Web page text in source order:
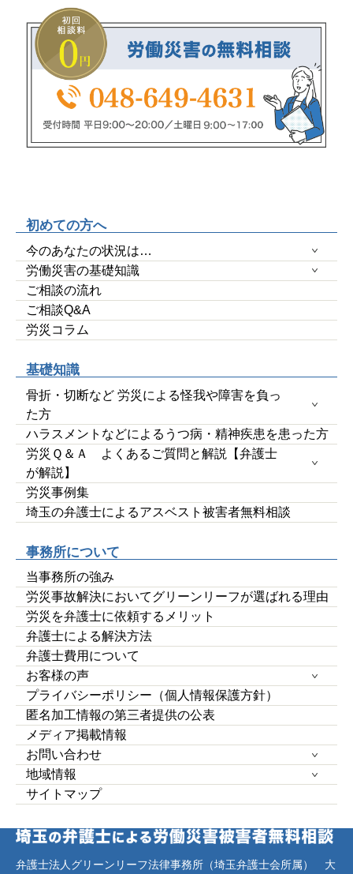
初めての方へ
今のあなたの状況は…
労働災害の基礎知識
ご相談の流れ
ご相談Q&A
労災コラム
基礎知識
骨折・切断など 労災による怪我や障害を負っ
た方
ハラスメントなどによるうつ病・精神疾患を患った方
労災Ｑ＆Ａ よくあるご質問と解説【弁護士
が解説】
労災事例集
埼玉の弁護士によるアスベスト被害者無料相談
事務所について
当事務所の強み
労災事故解決においてグリーンリーフが選ばれる理由
労災を弁護士に依頼するメリット
弁護士による解決方法
弁護士費用について
お客様の声
プライバシーポリシー（個人情報保護方針）
匿名加工情報の第三者提供の公表
メディア掲載情報
お問い合わせ
地域情報
サイトマップ
弁護士法人グリーンリーフ法律事務所（埼玉弁護士会所属） 大